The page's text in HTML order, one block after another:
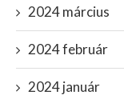
2024 március
2024 február
2024 január